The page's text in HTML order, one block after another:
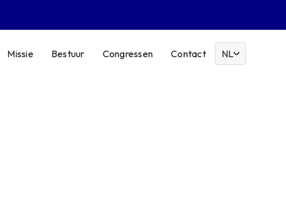
Missie Bestuur Congressen Contact NL